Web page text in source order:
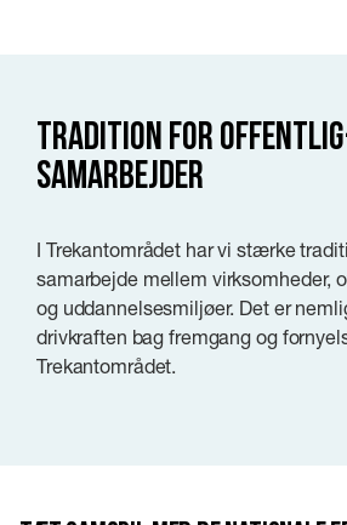
Tradition for
samarbejder
I Trekantområdet har vi stærke
samarbejde mellem virksomheder,
og uddannelsesmiljøer. Det er
drivkraften bag fremgang og
Trekantområdet.